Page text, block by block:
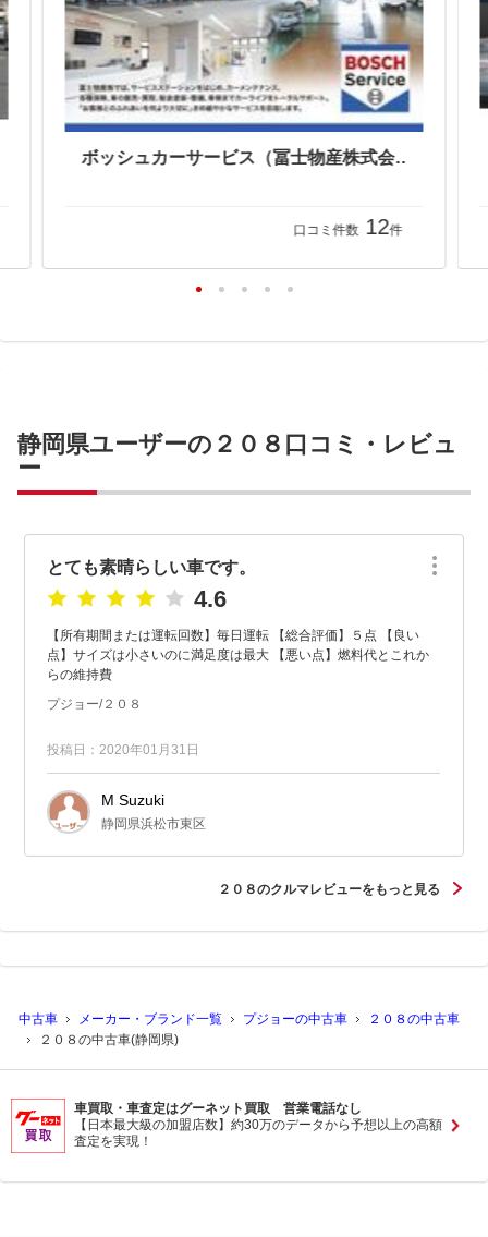
ボッシュカーサービス（冨士物産株式会社）
口コミ件数 12件
静岡県ユーザーの２０８口コミ・レビュ
ー
とても素晴らしい車です。
4.6
【所有期間または運転回数】毎日運転 【総合評価】５点 【良い
点】サイズは小さいのに満足度は最大 【悪い点】燃料代とこれか
らの維持費
プジョー/２０８
投稿日：2020年01月31日
M Suzuki
静岡県浜松市東区
２０８のクルマレビューをもっと見る
中古車 メーカー・ブランド一覧 プジョーの中古車
２０８の中古車
２０８の中古車(静岡県)
車買取・車査定はグーネット買取 営業電話なし
【日本最大級の加盟店数】約30万のデータから予想以上の高額
査定を実現！